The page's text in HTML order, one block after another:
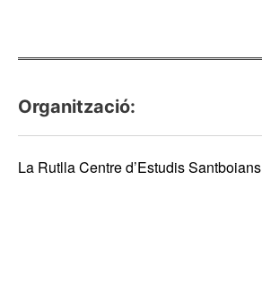
Organització:
La Rutlla Centre d’Estudis Santboians